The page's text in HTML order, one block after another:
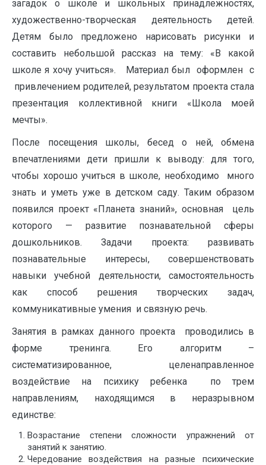
загадок о школе и школьных принадлежностях,
художественно-творческая деятельность детей.
Детям было предложено нарисовать рисунки и
составить небольшой рассказ на тему: «В какой
школе я хочу учиться». Материал был оформлен с
привлечением родителей, результатом проекта стала
презентация коллективной книги «Школа моей
мечты».
После посещения школы, бесед о ней, обмена
впечатлениями дети пришли к выводу: для того,
чтобы хорошо учиться в школе, необходимо много
знать и уметь уже в детском саду. Таким образом
появился проект «Планета знаний», основная цель
которого — развитие познавательной сферы
дошкольников. Задачи проекта: развивать
познавательные интересы, совершенствовать
навыки учебной деятельности, самостоятельность
как способ решения творческих задач,
коммуникативные умения и связную речь.
Занятия в рамках данного проекта проводились в
форме тренинга. Его алгоритм –
систематизированное, целенаправленное
воздействие на психику ребенка по трем
направлениям, находящимся в неразрывном
единстве:
Возрастание степени сложности упражнений от
занятий к занятию.
Чередование воздействия на разные психические